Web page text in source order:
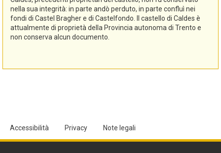
nella sua integrità: in parte andò perduto, in parte confluì nei
fondi di Castel Bragher e di Castelfondo. Il castello di Caldes è
attualmente di proprietà della Provincia autonoma di Trento e
non conserva alcun documento.
Accessibilità Privacy Note legali